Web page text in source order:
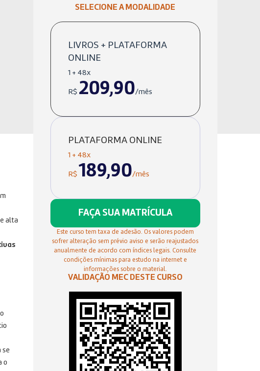
alta
se
o
SELECIONE A MODALIDADE
LIVROS + PLATAFORMA
ONLINE
1 + 48x
R$ 209,90/mês
PLATAFORMA ONLINE
1 + 48x
R$ 189,90/mês
FAÇA SUA MATRÍCULA
Este curso tem taxa de adesão. Os valores podem
sofrer alteração sem prévio aviso e serão reajustados
anualmente de acordo com índices legais. Consulte
condições mínimas para estudo na internet e
informações sobre o material.
VALIDAÇÃO MEC DESTE CURSO